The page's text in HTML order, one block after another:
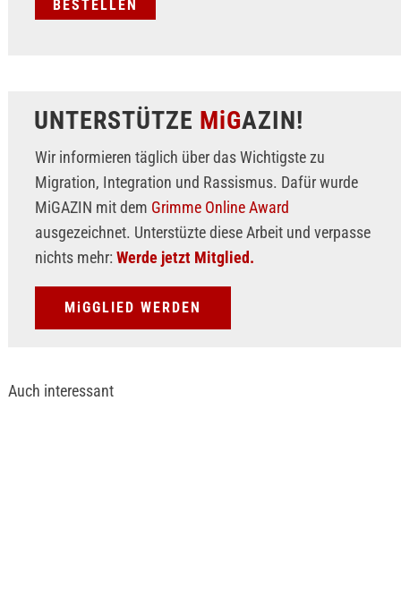
UNTERSTÜTZE MiGAZIN!
Wir informieren täglich über das Wichtigste zu
Migration, Integration und Rassismus. Dafür wurde
MiGAZIN mit dem Grimme Online Award
ausgezeichnet. Unterstüzte diese Arbeit und verpasse
nichts mehr: Werde jetzt Mitglied.
MiGGLIED WERDEN
Auch interessant